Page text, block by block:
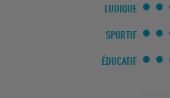
LUDIQUE
SPORTIF
ÉDUCATIF